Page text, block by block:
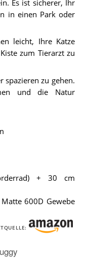
Es ist sicherer, Ihr
in einen Park oder
leicht, Ihre Katze
zum Tierarzt zu
spazieren zu gehen.
und die Natur
+ 30 cm
600D Gewebe